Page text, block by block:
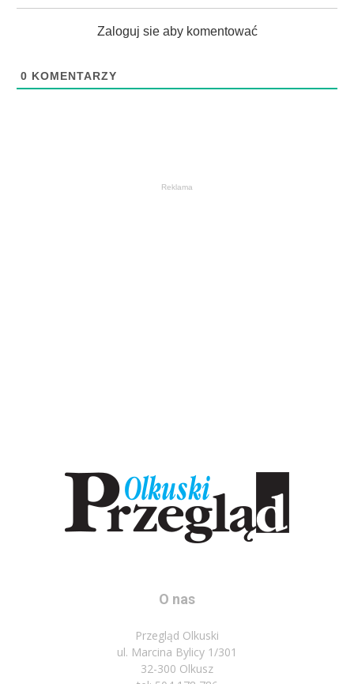
Zaloguj sie aby komentować
0 KOMENTARZY
Reklama
O nas
Przegląd Olkuski
ul. Marcina Bylicy 1/301
32-300 Olkusz